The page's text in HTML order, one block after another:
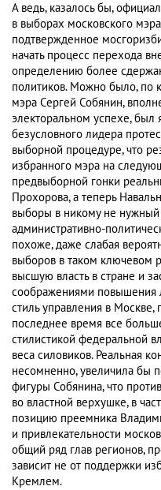
А ведь, казалось бы,
в выборах московского
подтвержденное
начать процесс перехода
определению более
политиков. Можно было, по
мэра Сергей Собянин,
электоральном успехе, был
безусловного лидера
выборной процедуре, что
избранного мэра на
предвыборной гонки
Прохорова, а теперь
выборы в никому не
административно-
похоже, даже слабая
выборов в таком ключевом
высшую власть в стране и
соображениями повышения
стиль управления в
последнее время все
стилистикой федеральной
веса силовиков. Реальная
несомненно, увеличила бы
фигуры Собянина, что
во властной верхушке, в
позицию преемника
и привлекательности
общий ряд глав регионов,
зависит не от поддержки
Кремлем.